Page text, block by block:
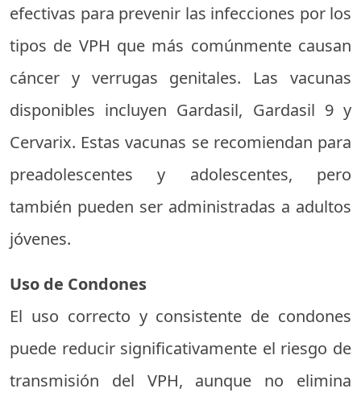
efectivas para prevenir las infecciones por los
tipos de VPH que más comúnmente causan
cáncer y verrugas genitales. Las vacunas
disponibles incluyen Gardasil, Gardasil 9 y
Cervarix. Estas vacunas se recomiendan para
preadolescentes y adolescentes, pero
también pueden ser administradas a adultos
jóvenes.
Uso de Condones
El uso correcto y consistente de condones
puede reducir significativamente el riesgo de
transmisión del VPH, aunque no elimina